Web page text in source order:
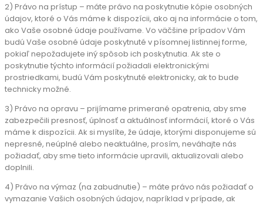
2) Právo na prístup – máte právo na poskytnutie kópie osobných
údajov, ktoré o Vás máme k dispozícii, ako aj na informácie o tom,
ako Vaše osobné údaje používame. Vo väčšine prípadov Vám
budú Vaše osobné údaje poskytnuté v písomnej listinnej forme,
pokiaľ nepožadujete iný spôsob ich poskytnutia. Ak ste o
poskytnutie týchto informácií požiadali elektronickými
prostriedkami, budú Vám poskytnuté elektronicky, ak to bude
technicky možné.
3) Právo na opravu – prijímame primerané opatrenia, aby sme
zabezpečili presnosť, úplnosť a aktuálnosť informácií, ktoré o Vás
máme k dispozícii. Ak si myslíte, že údaje, ktorými disponujeme sú
nepresné, neúplné alebo neaktuálne, prosím, neváhajte nás
požiadať, aby sme tieto informácie upravili, aktualizovali alebo
doplnili.
4) Právo na výmaz (na zabudnutie) – máte právo nás požiadať o
vymazanie Vašich osobných údajov, napríklad v prípade, ak